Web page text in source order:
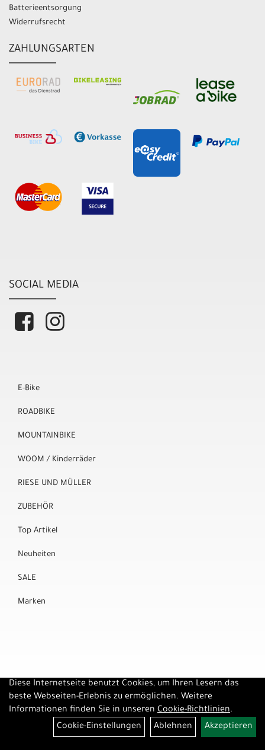
Batterieentsorgung
Widerrufsrecht
ZAHLUNGSARTEN
SOCIAL MEDIA
E-Bike
ROADBIKE
MOUNTAINBIKE
WOOM / Kinderräder
RIESE UND MÜLLER
ZUBEHÖR
Top Artikel
Neuheiten
SALE
Marken
Diese Internetseite benutzt Cookies, um Ihren Lesern das
beste Webseiten-Erlebnis zu ermöglichen. Weitere
Informationen finden Sie in unseren Cookie-Richtlinien.
Cookie-Einstellungen
Ablehnen Akzeptieren